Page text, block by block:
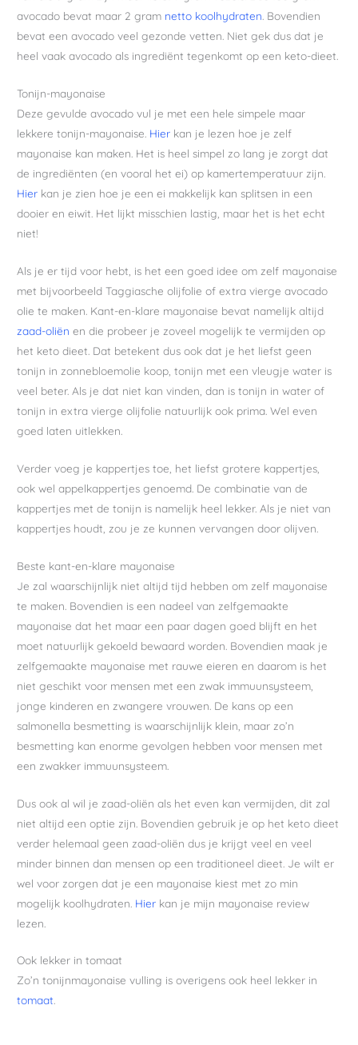
avocado bevat maar 2 gram netto koolhydraten. Bovendien
bevat een avocado veel gezonde vetten. Niet gek dus dat je
heel vaak avocado als ingrediënt tegenkomt op een keto-dieet.
Tonijn-mayonaise
Deze gevulde avocado vul je met een hele simpele maar
lekkere tonijn-mayonaise. Hier kan je lezen hoe je zelf
mayonaise kan maken. Het is heel simpel zo lang je zorgt dat
de ingrediënten (en vooral het ei) op kamertemperatuur zijn.
Hier kan je zien hoe je een ei makkelijk kan splitsen in een
dooier en eiwit. Het lijkt misschien lastig, maar het is het echt
niet!
Als je er tijd voor hebt, is het een goed idee om zelf mayonaise
met bijvoorbeeld Taggiasche olijfolie of extra vierge avocado
olie te maken. Kant-en-klare mayonaise bevat namelijk altijd
zaad-oliën en die probeer je zoveel mogelijk te vermijden op
het keto dieet. Dat betekent dus ook dat je het liefst geen
tonijn in zonnebloemolie koop, tonijn met een vleugje water is
veel beter. Als je dat niet kan vinden, dan is tonijn in water of
tonijn in extra vierge olijfolie natuurlijk ook prima. Wel even
goed laten uitlekken.
Verder voeg je kappertjes toe, het liefst grotere kappertjes,
ook wel appelkappertjes genoemd. De combinatie van de
kappertjes met de tonijn is namelijk heel lekker. Als je niet van
kappertjes houdt, zou je ze kunnen vervangen door olijven.
Beste kant-en-klare mayonaise
Je zal waarschijnlijk niet altijd tijd hebben om zelf mayonaise
te maken. Bovendien is een nadeel van zelfgemaakte
mayonaise dat het maar een paar dagen goed blijft en het
moet natuurlijk gekoeld bewaard worden. Bovendien maak je
zelfgemaakte mayonaise met rauwe eieren en daarom is het
niet geschikt voor mensen met een zwak immuunsysteem,
jonge kinderen en zwangere vrouwen. De kans op een
salmonella besmetting is waarschijnlijk klein, maar zo’n
besmetting kan enorme gevolgen hebben voor mensen met
een zwakker immuunsysteem.
Dus ook al wil je zaad-oliën als het even kan vermijden, dit zal
niet altijd een optie zijn. Bovendien gebruik je op het keto dieet
verder helemaal geen zaad-oliën dus je krijgt veel en veel
minder binnen dan mensen op een traditioneel dieet. Je wilt er
wel voor zorgen dat je een mayonaise kiest met zo min
mogelijk koolhydraten. Hier kan je mijn mayonaise review
lezen.
Ook lekker in tomaat
Zo’n tonijnmayonaise vulling is overigens ook heel lekker in
tomaat.